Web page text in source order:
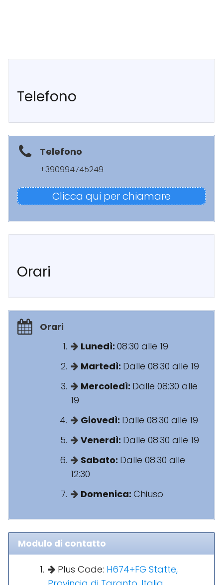
Telefono
Telefono
+390994745249
Clicca qui per chiamare
Orari
Orari
Lunedì: 08:30 alle 19
Martedì: Dalle 08:30 alle 19
Mercoledì: Dalle 08:30 alle
19
Giovedì: Dalle 08:30 alle 19
Venerdì: Dalle 08:30 alle 19
Sabato: Dalle 08:30 alle
12:30
Domenica: Chiuso
Modulo di contatto
Plus Code: H674+FG Statte,